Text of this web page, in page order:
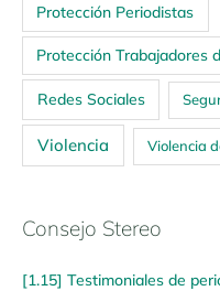
Protección Periodistas
Protección Trabajadores
Redes Sociales
Violencia Violencia
Consejo Stereo
[1.15] Testimoniales de